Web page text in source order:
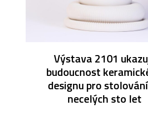
Výstava 2101
budoucnost
designu pro
necelých sto let